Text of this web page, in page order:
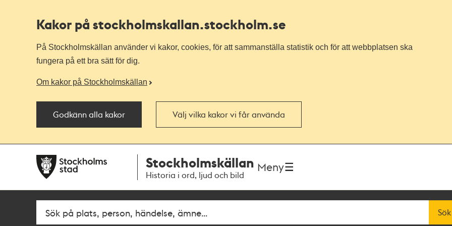
Kakor på stockholmskallan.stockholm.se
På Stockholmskällan använder vi kakor, cookies, för att sammanställa statistik och för att webbplatsen ska
fungera på ett bra sätt för dig.
Om kakor på Stockholmskällan
Godkänn alla kakor Välj vilka kakor vi får använda
navigationen
huvudinnehållet
Stockholmskällan
Historia i ord, ljud och bild
Meny
Fritextsök Sök